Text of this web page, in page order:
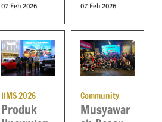
07 Feb 2026 07 Feb 2026
IIMS 2026
Produk
Community
Musyawar